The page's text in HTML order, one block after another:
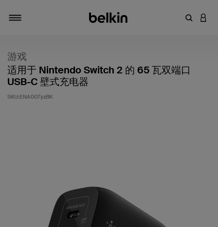
输入关键
登录
游戏
适用于 Nintendo Switch 2 的 65 瓦双端口
USB-C 壁式充电器
SKU:ENA007yzBK